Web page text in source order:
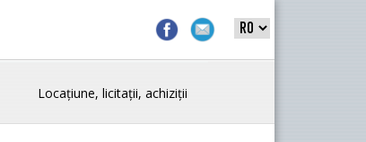
Locațiune, licitații, achiziții